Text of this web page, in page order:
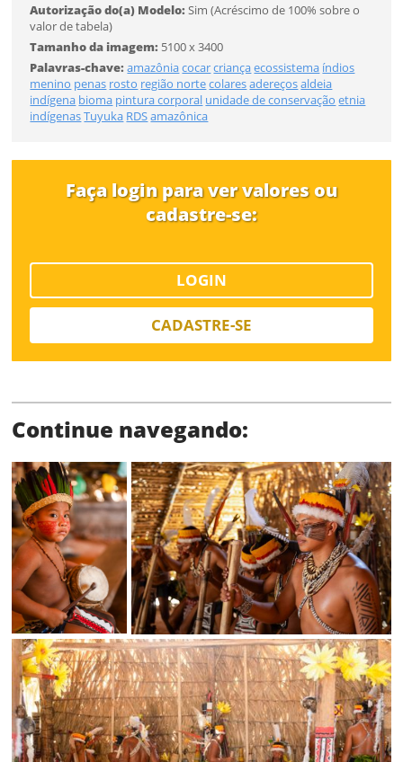
Autorização do(a) Modelo:Sim (Acréscimo de 100% sobre o
valor de tabela)
Tamanho da imagem: 5100 x 3400
Palavras-chave:amazôniacocarcriançaecossistema índios
menino penas rosto região nortecolaresadereçosaldeia
indígena bioma pintura corporal unidade de conservação etnia
indígenasTuyuka RDSamazônica
Faça login para ver valores ou
cadastre-se:
LOGIN
CADASTRE-SE
Continue navegando:
CADASTRAR
Já tem uma conta?
Limite de download
Status
SALVAR